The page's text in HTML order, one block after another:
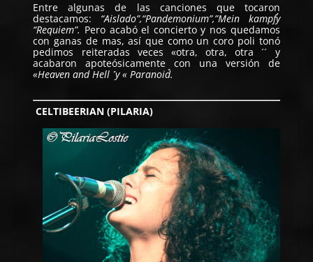
Entre algunas de las canciones que tocaron
destacamos: “Aislado”,“Pandemonium”,”Mein kampf´´y
“Requiem”. Pero acabó el concierto y nos quedamos
con ganas de mas, así que como un coro poli tonó
pedimos reiteradas veces «otra, otra, otra ´´ y
acabaron apoteósicamente con una versión de
«Heaven and Hell ´´ y « Paranoid´´.
CELTIBEERIAN (PILARIA)